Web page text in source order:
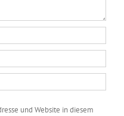
und Website in diesem